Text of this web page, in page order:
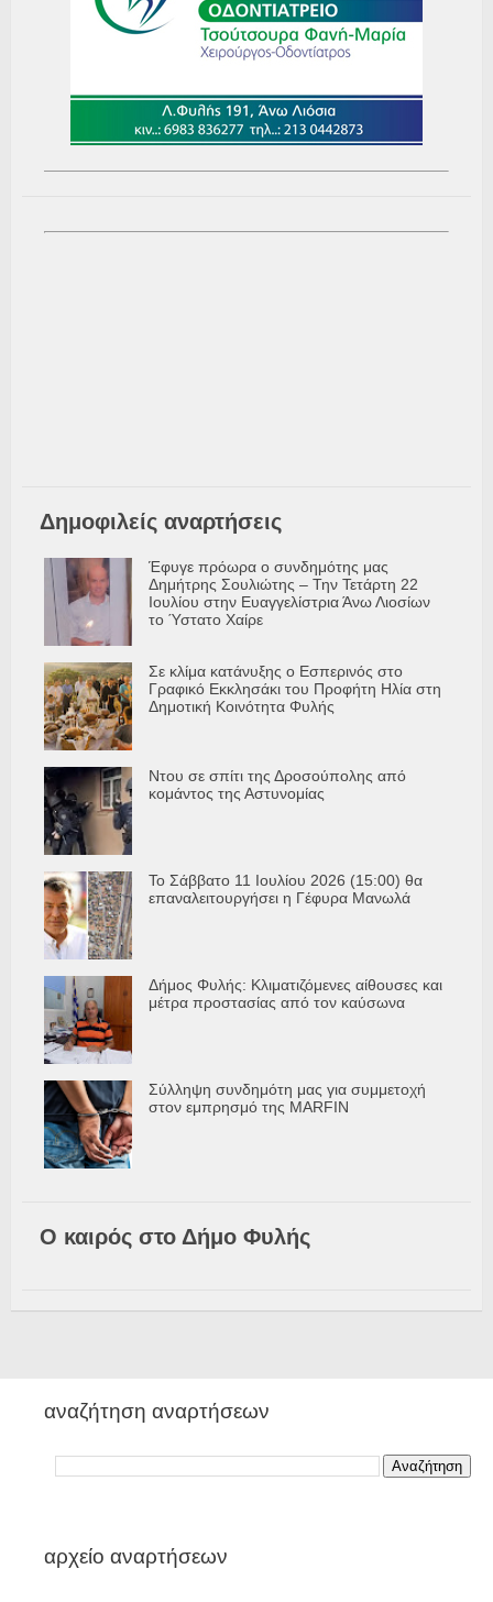
Δημοφιλείς αναρτήσεις
Έφυγε πρόωρα ο συνδημότης μας
Δημήτρης Σουλιώτης – Την Τετάρτη 22
Ιουλίου στην Ευαγγελίστρια Άνω Λιοσίων
το Ύστατο Χαίρε
Σε κλίμα κατάνυξης ο Εσπερινός στο
Γραφικό Εκκλησάκι του Προφήτη Ηλία στη
Δημοτική Κοινότητα Φυλής
Ντου σε σπίτι της Δροσούπολης από
κομάντος της Αστυνομίας
Το Σάββατο 11 Ιουλίου 2026 (15:00) θα
επαναλειτουργήσει η Γέφυρα Μανωλά
Δήμος Φυλής: Κλιματιζόμενες αίθουσες και
μέτρα προστασίας από τον καύσωνα
Σύλληψη συνδημότη μας για συμμετοχή
στον εμπρησμό της MARFIN
Ο καιρός στο Δήμο Φυλής
αναζήτηση αναρτήσεων
αρχείο αναρτήσεων